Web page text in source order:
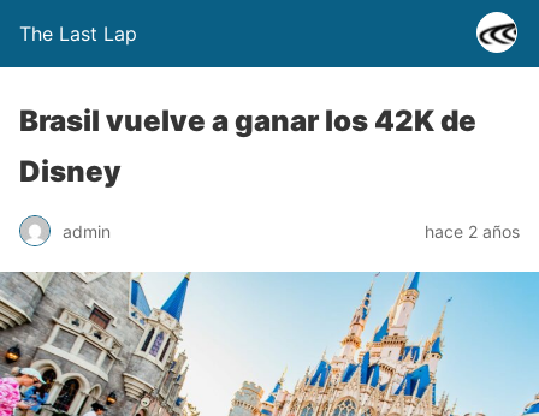
The Last Lap
Brasil vuelve a ganar los 42K de
Disney
admin hace 2 años